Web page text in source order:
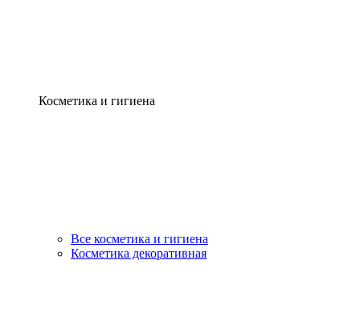
Косметика и гигиена
Все косметика и гигиена
Косметика декоративная